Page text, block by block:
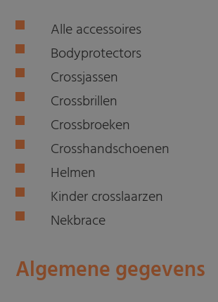
Alle accessoires
Bodyprotectors
Crossjassen
Crossbrillen
Crossbroeken
Crosshandschoenen
Helmen
Kinder crosslaarzen
Nekbrace
Algemene gegevens